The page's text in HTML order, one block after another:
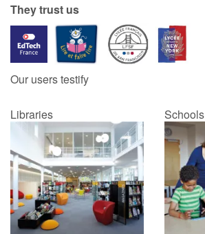
They trust us
Our users testify
Libraries Schools